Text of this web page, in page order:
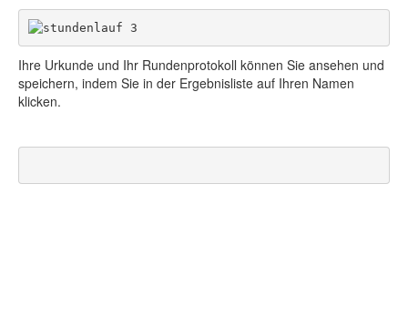
Ihre Urkunde und Ihr Rundenprotokoll können Sie ansehen und
speichern, indem Sie in der Ergebnisliste auf Ihren Namen
klicken.